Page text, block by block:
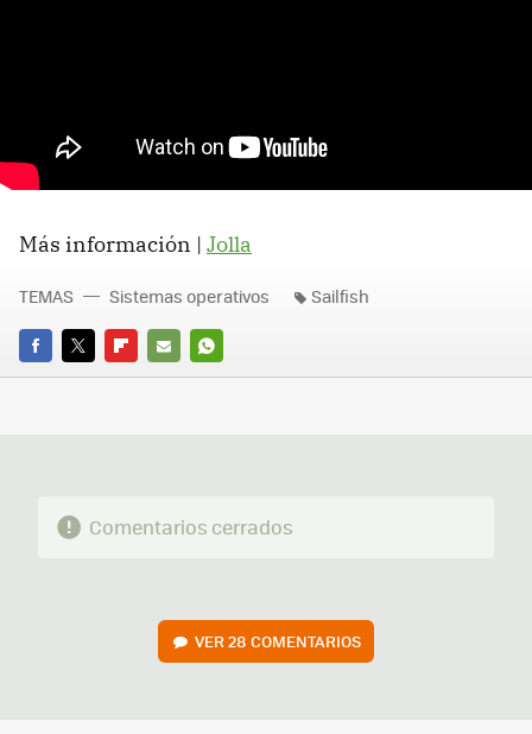
Más información | Jolla
FACEBOOK
TWITTERFLIPBOARD
E-
WHATSAPP
TEMAS Sistemas operativos Sailfish
Comentarios cerrados
VER28 COMENTARIOS